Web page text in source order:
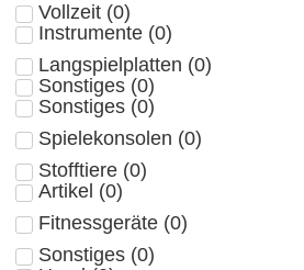
Vollzeit (0)
Instrumente (0)
Langspielplatten (0)
Sonstiges (0)
Sonstiges (0)
Spielekonsolen (0)
Stofftiere (0)
Artikel (0)
Fitnessgeräte (0)
Sonstiges (0)